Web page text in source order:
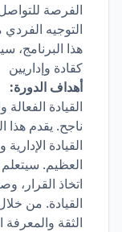
الفرصة للتواصل
التوجيه
هذا البرنامج،
كقادة وإداريين
أهداف الدورة:
القيادة
ناجح. يقدم
القيادة
العظيم.
اتخاذ القرار،
القيادة. من
الثقة والمعرفة